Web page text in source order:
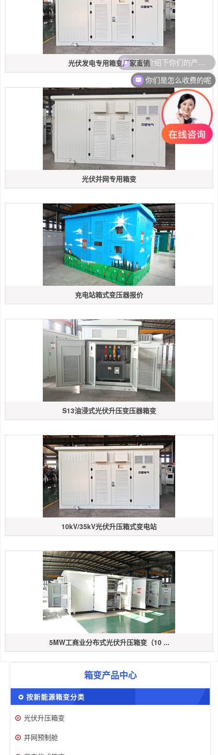
光伏发电专用箱变厂家直销
光伏并网专用箱变
充电站箱式变压器报价
S13油浸式光伏升压变压器箱变
10kV/35kV光伏升压箱式变电站
5MW工商业分布式光伏升压箱变（10 ...
箱变产品中心
按新能源箱变分类
光伏升压箱变
并网预制舱
可以介绍下你们的产品么
你们是怎么收费的呢